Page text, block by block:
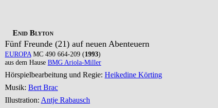
Enid Blyton
Fünf Freunde (21) auf neuen Abenteuern
EUROPA MC 490 664-209 (1993)
aus dem Hause BMG Ariola-Miller
Hörspielbearbeitung und Regie: Heikedine Körting
Musik: Bert Brac
Illustration: Antje Rabausch